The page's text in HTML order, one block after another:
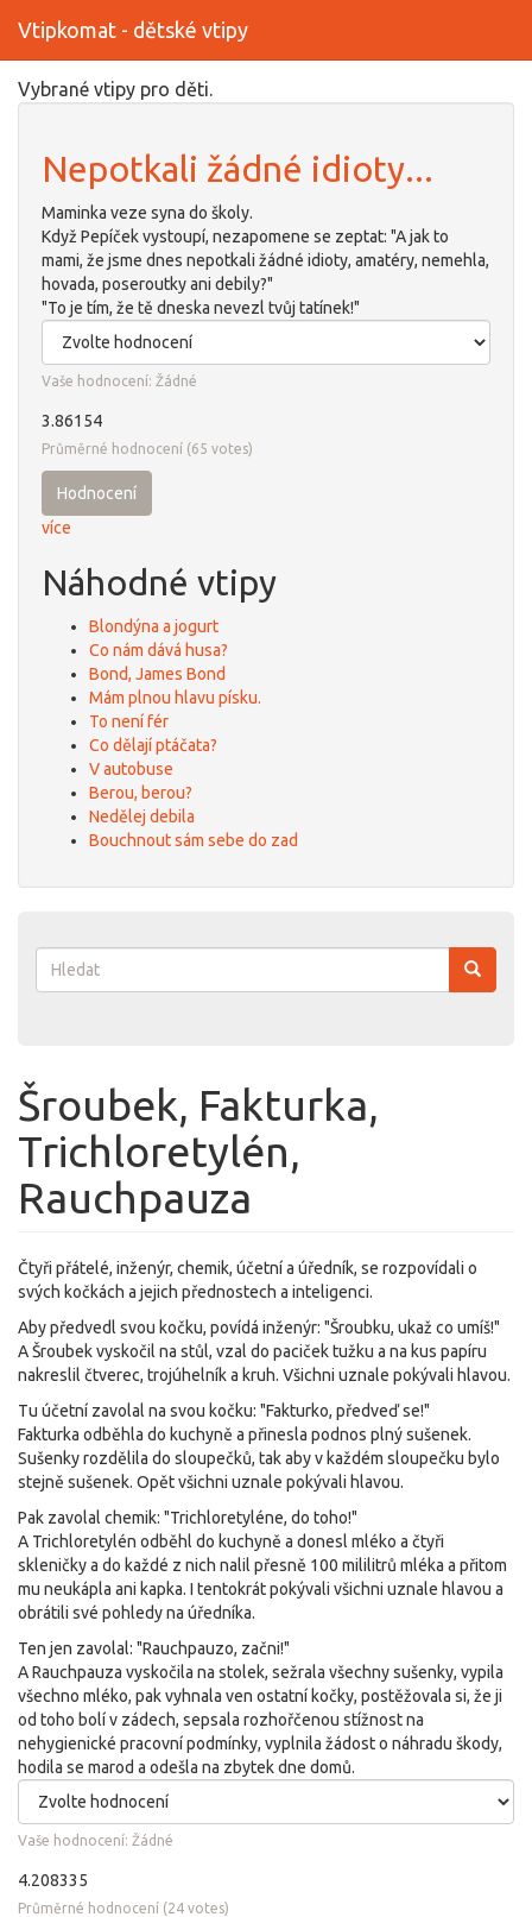
Přejít
obsahu
Vtipkomat - dětské vtipy
Vybrané vtipy pro děti.
Nepotkali žádné idioty...
Maminka veze syna do školy.
Když Pepíček vystoupí, nezapomene se zeptat: "A jak to
mami, že jsme dnes nepotkali žádné idioty, amatéry, nemehla,
hovada, poseroutky ani debily?"
"To je tím, že tě dneska nevezl tvůj tatínek!"
Vaše hodnocení: Žádné
3.86154
Průměrné hodnocení (65 votes)
Hodnocení
více
Náhodné vtipy
Blondýna a jogurt
Co nám dává husa?
Bond, James Bond
Mám plnou hlavu písku.
To není fér
Co dělají ptáčata?
V autobuse
Berou, berou?
Nedělej debila
Bouchnout sám sebe do zad
Vyhledávání
Šroubek, Fakturka,
Trichloretylén,
Rauchpauza
Čtyři přátelé, inženýr, chemik, účetní a úředník, se rozpovídali o
svých kočkách a jejich přednostech a inteligenci.
Aby předvedl svou kočku, povídá inženýr: "Šroubku, ukaž co umíš!"
A Šroubek vyskočil na stůl, vzal do paciček tužku a na kus papíru
nakreslil čtverec, trojúhelník a kruh. Všichni uznale pokývali hlavou.
Tu účetní zavolal na svou kočku: "Fakturko, předveď se!"
Fakturka odběhla do kuchyně a přinesla podnos plný sušenek.
Sušenky rozdělila do sloupečků, tak aby v každém sloupečku bylo
stejně sušenek. Opět všichni uznale pokývali hlavou.
Pak zavolal chemik: "Trichloretyléne, do toho!"
A Trichloretylén odběhl do kuchyně a donesl mléko a čtyři
skleničky a do každé z nich nalil přesně 100 mililitrů mléka a přitom
mu neukápla ani kapka. I tentokrát pokývali všichni uznale hlavou a
obrátili své pohledy na úředníka.
Ten jen zavolal: "Rauchpauzo, začni!"
A Rauchpauza vyskočila na stolek, sežrala všechny sušenky, vypila
všechno mléko, pak vyhnala ven ostatní kočky, postěžovala si, že ji
od toho bolí v zádech, sepsala rozhořčenou stížnost na
nehygienické pracovní podmínky, vyplnila žádost o náhradu škody,
hodila se marod a odešla na zbytek dne domů.
Vaše hodnocení: Žádné
4.208335
Průměrné hodnocení (24 votes)